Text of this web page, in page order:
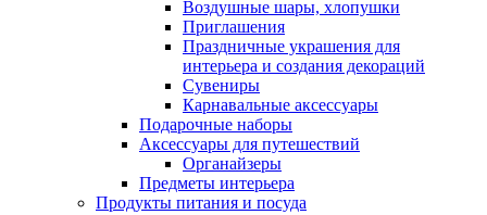
Воздушные шары, хлопушки
Приглашения
Праздничные украшения для
интерьера и создания декораций
Сувениры
Карнавальные аксессуары
Подарочные наборы
Аксессуары для путешествий
Органайзеры
Предметы интерьера
Продукты питания и посуда